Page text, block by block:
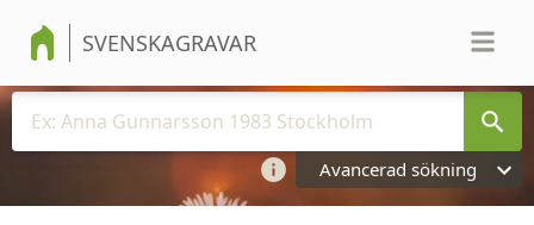
SVENSKAGRAVAR
Avancerad sökning